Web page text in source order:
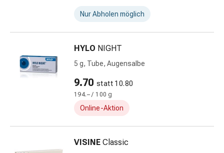
Darm
Hämorrhoiden
Magenbrennen
Erbrechen
Bauchschmerzen,
Nur Abholen möglich
HYLO NIGHT
5 g, Tube, Augensalbe
9.70 statt 10.80
194.– / 100 g
Online-Aktion
VISINE Classic